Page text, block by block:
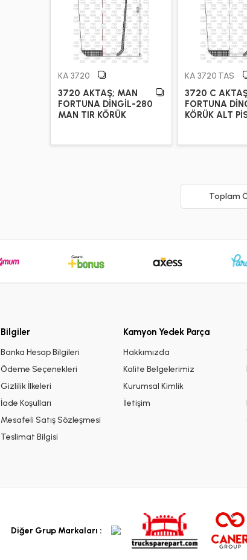
KA 3720
3720 AKTAŞ; MAN
FORTUNA DİNGİL-280
MAN TIR KÖRÜK
KA 3720 TAS
3720 C
FORTUNA
KÖRÜK ALT
Toplam
Bilgiler
Banka Hesap Bilgileri
Ödeme Seçenekleri
Gizlilik İlkeleri
İade Koşulları
Mesafeli Satış Sözleşmesi
Teslimat Bilgisi
Kamyon Yedek Parça
Hakkımızda
Kalite Belgelerimiz
Kurumsal Kimlik
İletişim
Diğer Grup Markaları :